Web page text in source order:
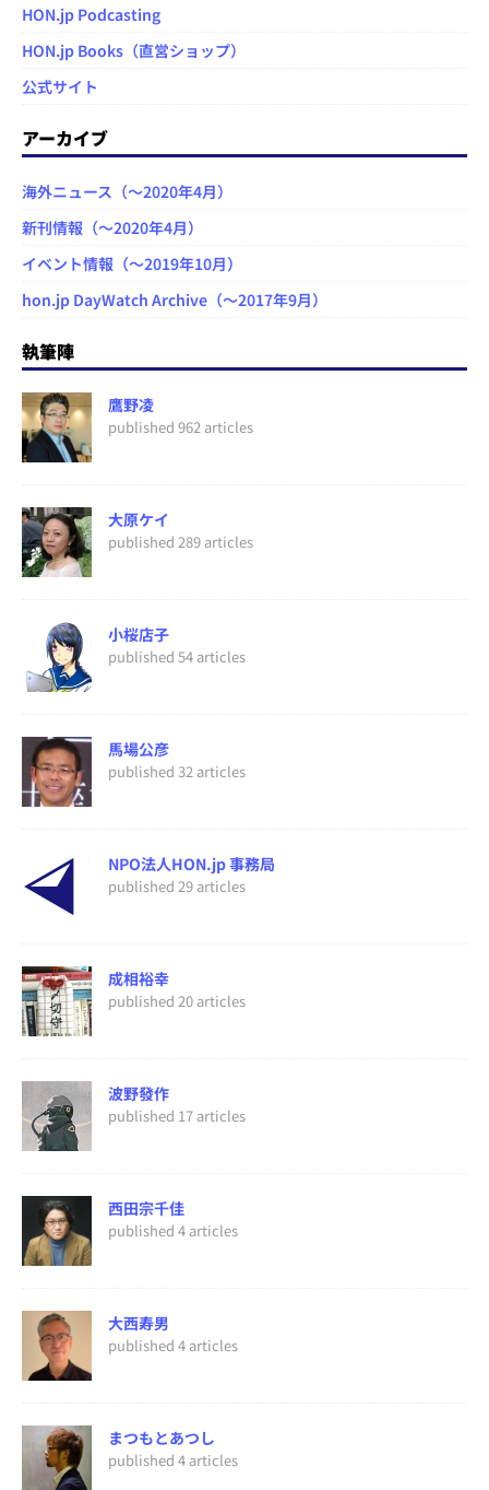
HON.jp Podcasting
HON.jp Books（直営ショップ）
公式サイト
アーカイブ
海外ニュース（～2020年4月）
新刊情報（～2020年4月）
イベント情報（～2019年10月）
hon.jp DayWatch Archive（～2017年9月）
執筆陣
鷹野凌
published 962 articles
大原ケイ
published 289 articles
小桜店子
published 54 articles
馬場公彦
published 32 articles
NPO法人HON.jp 事務局
published 29 articles
成相裕幸
published 20 articles
波野發作
published 17 articles
西田宗千佳
published 4 articles
大西寿男
published 4 articles
まつもとあつし
published 4 articles